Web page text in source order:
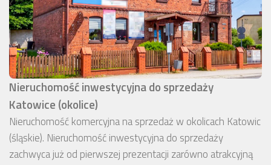
Nieruchomość inwestycyjna do sprzedaży
Katowice (okolice)
Nieruchomość komercyjna na sprzedaż w okolicach Katowic
(śląskie). Nieruchomość inwestycyjna do sprzedaży
zachwyca już od pierwszej prezentacji zarówno atrakcyjną